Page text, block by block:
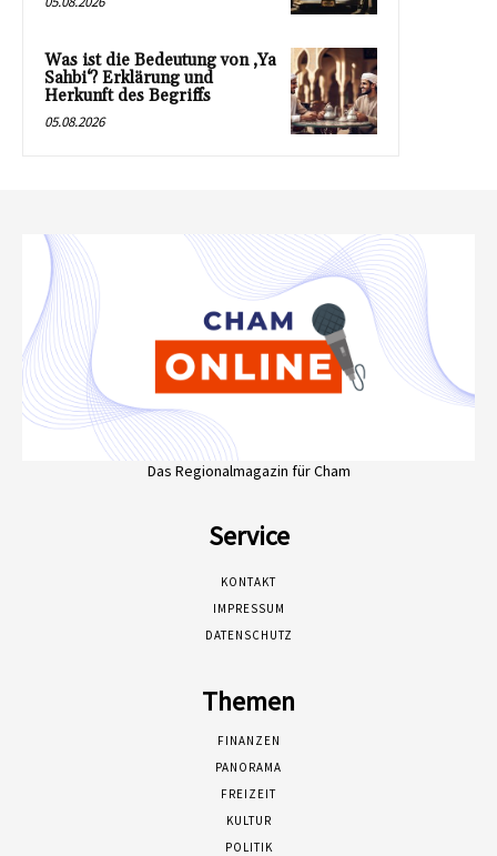
Was ist die Bedeutung von ‚Ya
Sahbi‘? Erklärung und
Herkunft des Begriffs
05.08.2026
Das Regionalmagazin für Cham
Service
KONTAKT
IMPRESSUM
DATENSCHUTZ
Themen
FINANZEN
PANORAMA
FREIZEIT
KULTUR
POLITIK